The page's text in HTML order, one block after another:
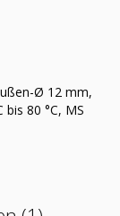
Ø 12 mm,
80 °C, MS